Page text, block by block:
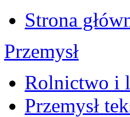
Strona
Przemysł
Rolnictwo i
Przemysł